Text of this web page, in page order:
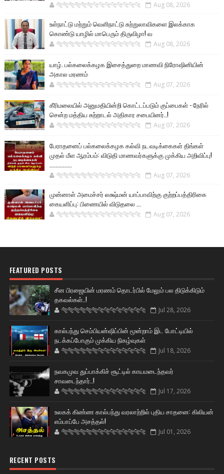
🐅🐅🐅🐅🐅🐅🐆🐆🐆🐆🐆🐆🐆🐆 Aug 08, 2026
உள்நாட்டு மற்றும் வெளிநாட்டு சுற்றுலாவிகளை இலக்காக
கொண்டு யாழில் மாபெரும் திருவிழா! வ
🐅🐅🐅🐅🐅🐅🐆🐆🐆🐆🐆🐆🐆🐆 Aug 08, 2026
யாழ். பல்கலைக்கழக இசைத்துறை மாணவி நிரோஷினியின்
அகால மரணம்
🐅🐅🐅🐅🐅🐅🐆🐆🐆🐆🐆🐆🐆🐆 Aug 07, 2026
கீரிமலையில் அனுமதியின்றி கொட்டப்படும் குப்பைகள் - நேரில்
சென்ற மத்திய சுற்றாடல் அதிகார சபையினர்..!
🐅🐅🐅🐅🐅🐅🐆🐆🐆🐆🐆🐆🐆🐆 Aug 07, 2026
பேராதனைப் பல்கலைக்கழக கல்வி நடவடிக்கைகள் திங்கள்
முதல் மீள ஆரம்பம்: விடுதி மாணவர்களுக்கு முக்கிய அறிவிப்பு!
...............
🐅🐅🐅🐅🐅🐅🐆🐆🐆🐆🐆🐆🐆🐆 Aug 07, 2026
முன்னாள் அமைச்சர் லக்ஷ்மன் யாப்பாவிற்கு குற்றப்பத்திரிகை
கையளிப்பு: பிணையில் விடுதலை ...
🐅🐅🐅🐅🐅🐅🐆🐆🐆🐆🐆🐆🐆🐆 Aug 07, 2026
FEATURED POSTS
சீன பிரஜையின் மரணம் தொடர்பில் மேலும் பல திடுக்கிடும்
தகவல்கள்..!
🐅🐅🐅🐅🐅🐅🐆🐆🐆🐆🐆🐆🐆🐆 Jul 28, 2026
கால்பந்து செம்பியன்ஷிப்பின் மூன்றாம் இட போட்டியில்
நடக்கப்போகும் முக்கிய நிகழ்வுகள்
🐅🐅🐅🐅🐅🐅🐆🐆🐆🐆🐆🐆🐆🐆 Jul 18, 2026
நவகமுவ துப்பாக்கிச் சூட்டில் காயமடைந்தவர்
சாவடைந்தார்..!
🐅🐅🐅🐅🐅🐅🐆🐆🐆🐆🐆🐆🐆🐆 Jul 17, 2026
உலகக் கிண்ண கால்பந்து வரலாற்றில் புதிய சாதனை: கிலியன்
எம்பாப்பே அசத்தல்!
🐅🐅🐅🐅🐅🐅🐆🐆🐆🐆🐆🐆🐆🐆 Jul 01, 2026
RECENT POSTS